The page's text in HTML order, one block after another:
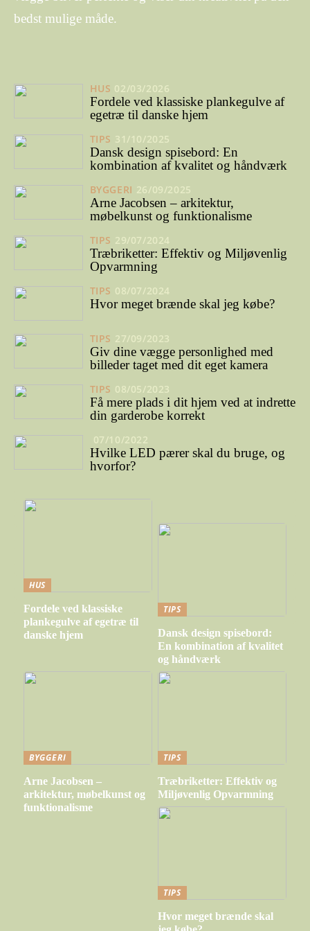
bedst mulige måde.
HUS 02/03/2026
Fordele ved klassiske plankegulve af
egetræ til danske hjem
TIPS 31/10/2025
Dansk design spisebord: En
kombination af kvalitet og håndværk
BYGGERI 26/09/2025
Arne Jacobsen – arkitektur,
møbelkunst og funktionalisme
TIPS 29/07/2024
Træbriketter: Effektiv og Miljøvenlig
Opvarmning
TIPS 08/07/2024
Hvor meget brænde skal jeg købe?
TIPS 27/09/2023
Giv dine vægge personlighed med
billeder taget med dit eget kamera
TIPS 08/05/2023
Få mere plads i dit hjem ved at indrette
din garderobe korrekt
07/10/2022
Hvilke LED pærer skal du bruge, og
hvorfor?
HUS
Fordele ved klassiske
plankegulve af egetræ til
danske hjem
TIPS
Dansk design spisebord:
En kombination af kvalitet
og håndværk
BYGGERI
Arne Jacobsen –
arkitektur, møbelkunst og
funktionalisme
TIPS
Træbriketter: Effektiv og
Miljøvenlig Opvarmning
TIPS
Hvor meget brænde skal